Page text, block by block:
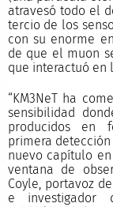
atravesó todo el
tercio de los
con su enorme
de que el muon
que interactuó en
“KM3NeT ha
sensibilidad
producidos en
primera
nuevo capítulo
ventana de
Coyle, portavoz
e investigador